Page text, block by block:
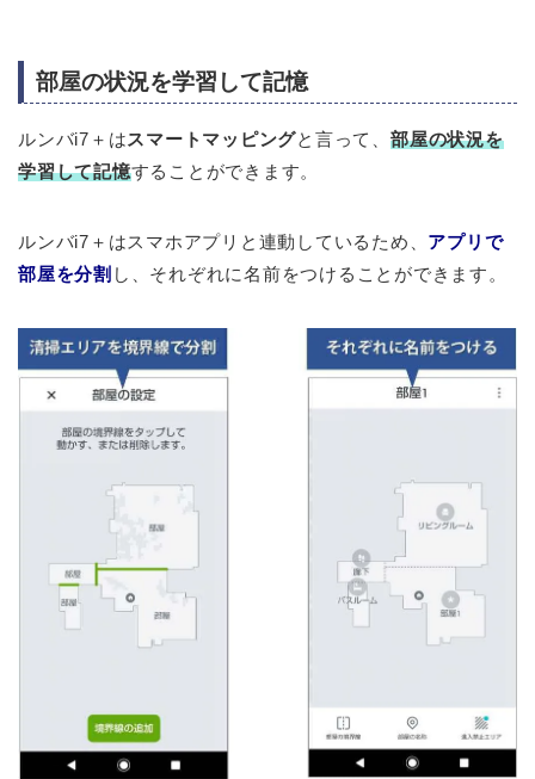
部屋の状況を学習して記憶
ルンバi7＋はスマートマッピングと言って、 部屋の状況を
学習して記憶することができます。
ルンバi7＋はスマホアプリと連動しているため、 アプリで
部屋を分割 し、それぞれに名前をつけることができます。